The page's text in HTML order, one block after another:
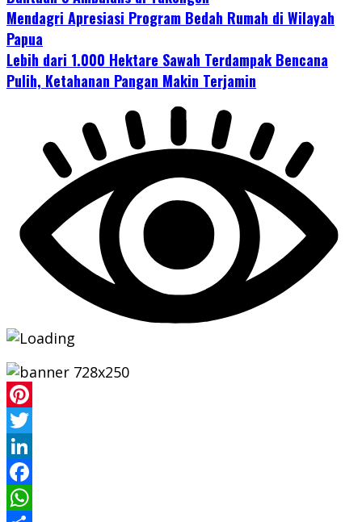
Mendagri Apresiasi Program Bedah Rumah di Wilayah
Papua
Lebih dari 1.000 Hektare Sawah Terdampak Bencana
Pulih, Ketahanan Pangan Makin Terjamin
Pinterest
Twitter
LinkedIn
Facebook